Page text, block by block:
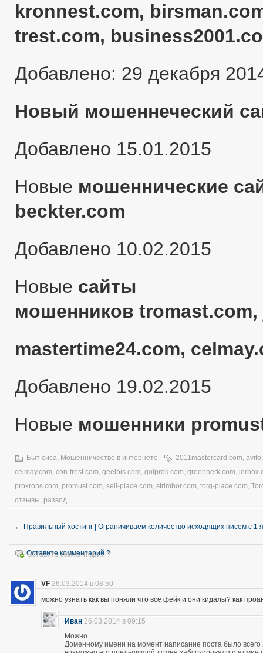
kronnest.com,
trest.com,
Добавлено: 29 декабря
Новый мошеннеческий
Добавлено 15.01.2015
Новые мошеннические
beckter.com
Добавлено 10.02.2015
Новые сайты
мошенников
mastertime24.com,
Добавлено 19.02.2015
Новые мошенники
Быт сиса, Мошенничество в интернете 2011mastercard.com, avito
celmay.com, con-trest.com, geelbis.com, golprok.com, greenberk.com,
prokrons.com, promust.com, sell-place.com, strimbor.com, torg-place.com,
отзывы, развод
← Правильный хостинг | Ограничиваем количество исходящих писем с 1
Оставите комментарий ?
VF 26.03.2014 в 08:50
можно узнать как вы поняли что все фейк и они кидалы? как
Иван 26.03.2014 в 09:15
Можно.
Доменному имени на момент написание поста было